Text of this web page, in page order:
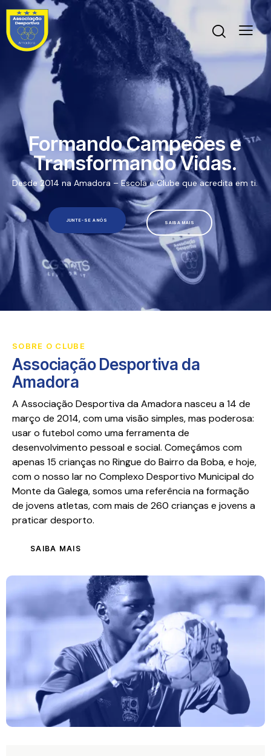
SAIBA MAIS
JUNTE-SE A NÓS
Desde 2014 na Amadora – Escola e Clube que acredita em ti.
Formando Campeões e
Transformando Vidas.
SOBRE O CLUBE
Associação Desportiva da
Amadora
A Associação Desportiva da Amadora nasceu a 14 de
março de 2014, com uma visão simples, mas poderosa:
usar o futebol como uma ferramenta de
desenvolvimento pessoal e social. Começámos com
apenas 15 crianças no Ringue do Bairro da Boba, e hoje,
com o nosso lar no Complexo Desportivo Municipal do
Monte da Galega, somos uma referência na formação
de jovens atletas, com mais de 260 crianças e jovens a
praticar desporto.
SAIBA MAIS